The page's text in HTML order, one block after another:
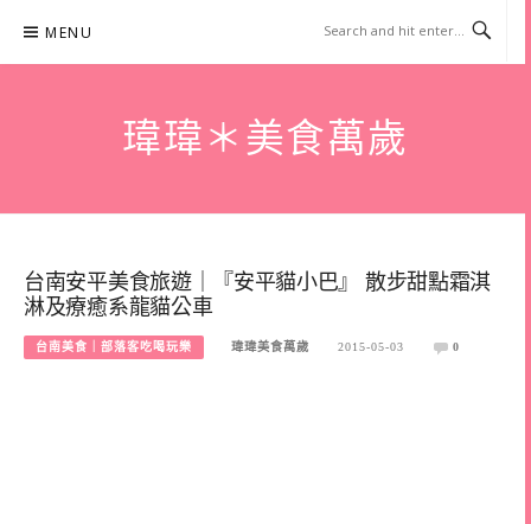
content
MENU
瑋瑋＊美食萬歲
台南安平美食旅遊｜『安平貓小巴』 散步甜點霜淇
淋及療癒系龍貓公車
台南美食｜部落客吃喝玩樂 瑋瑋美食萬歲 2015-05-03 0